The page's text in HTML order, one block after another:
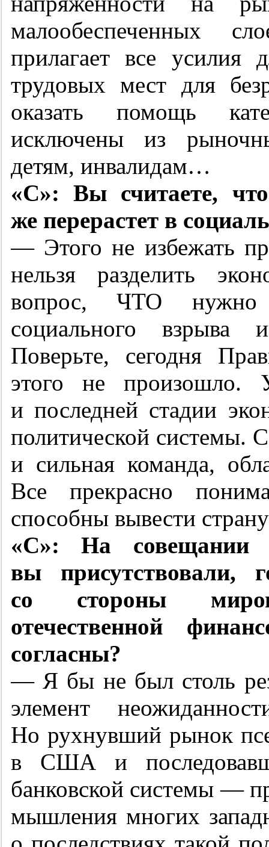
малообеспеченных
прилагает все усилия
трудовых мест для
оказать помощь
исключены из
детям, инвалидам…
«С»: Вы считаете,
же перерастет в
— Этого не избежать
нельзя разделить
вопрос, ЧТО нужно
социального взрыва
Поверьте, сегодня
этого не произошло.
и последней стадии
политической системы.
и сильная команда,
Все прекрасно
способны вывести
«С»: На совещании
вы присутствовали,
со стороны
отечественной
согласны?
— Я бы не был столь
элемент
Но рухнувший рынок
в США и
банковской системы —
мышления многих